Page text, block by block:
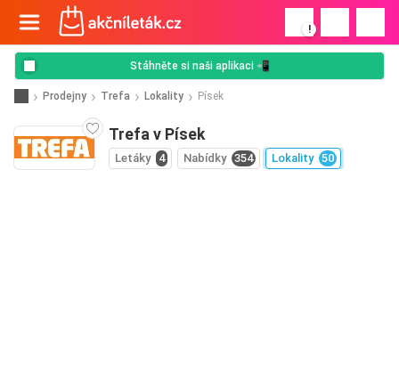
!
Stáhněte si naši aplikaci 📲
Prodejny Trefa Lokality Písek
Trefa v Písek
Letáky 4 Nabídky 354 Lokality 50